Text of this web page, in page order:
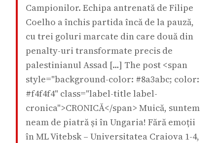
Campionilor. Echipa antrenată de Filipe
Coelho a închis partida încă de la pauză,
cu trei goluri marcate din care două din
penalty-uri transformate precis de
palestinianul Assad […] The post <span
style="background-color: #8a3abc; color:
#f4f4f4" class="label-title label-
cronica">CRONICĂ</span> Muică, suntem
neam de piatră și în Ungaria! Fără emoții
în ML Vitebsk – Universitatea Craiova 1-4,